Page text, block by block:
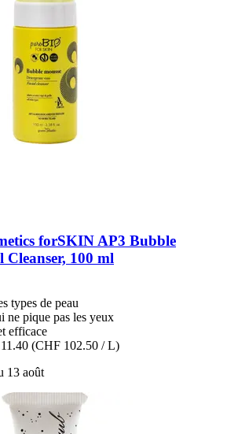
forSKIN AP3 Bubble
Cleanser, 100 ml
types de peau
ne pique pas les yeux
efficace
(CHF 102.50 / L)
13 août